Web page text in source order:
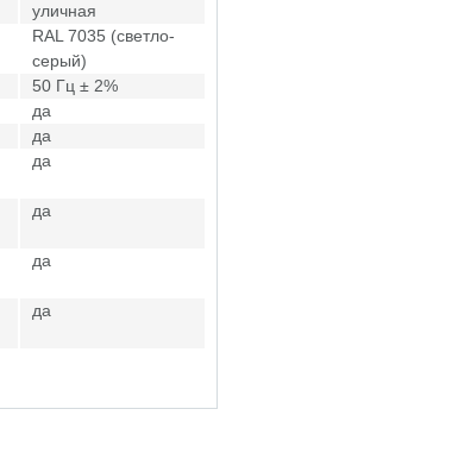
уличная
RAL 7035 (светло-
серый)
50 Гц ± 2%
да
да
да
да
да
да